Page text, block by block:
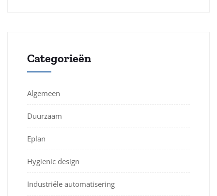
Categorieën
Algemeen
Duurzaam
Eplan
Hygienic design
Industriële automatisering